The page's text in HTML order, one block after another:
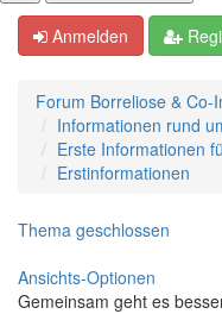
Anmelden
Forum Borreliose & Co-
Informationen rund
Erste Informationen
Erstinformationen
Thema geschlossen
Ansichts-Optionen
Gemeinsam geht es